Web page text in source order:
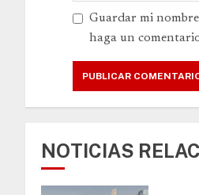
Guardar mi
haga un
NOTICIAS